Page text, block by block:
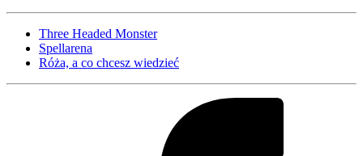
Three Headed Monster
Spellarena
Róża, a co chcesz wiedzieć